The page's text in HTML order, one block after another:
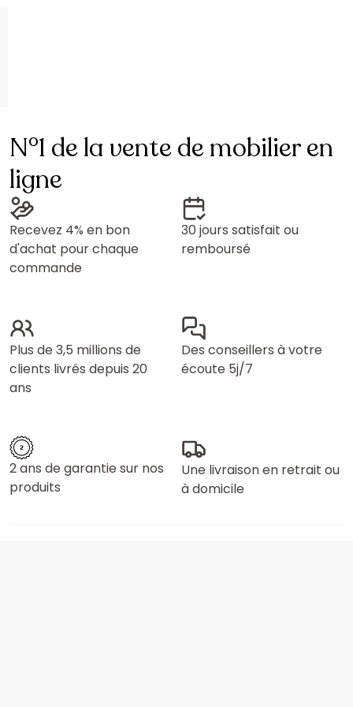
N°1 de la vente de mobilier en
ligne
Recevez 4% en bon
d'achat pour chaque
commande
30 jours satisfait ou
remboursé
Plus de 3,5 millions de
clients livrés depuis 20
ans
Des conseillers à votre
écoute 5j/7
2 ans de garantie sur nos
produits
Une livraison en retrait ou
à domicile